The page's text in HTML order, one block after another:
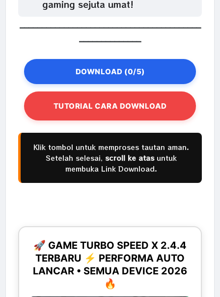
gaming sejuta umat!
DOWNLOAD (0/5)
TUTORIAL CARA DOWNLOAD
Klik tombol untuk memproses tautan aman.
Setelah selesai, scroll ke atasuntuk
membuka Link Download.
🚀 GAME TURBO SPEED X 2.4.4
TERBARU ⚡ PERFORMA AUTO
LANCAR • SEMUA DEVICE 2026
🔥